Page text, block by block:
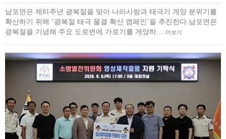
남포면은 제81주년 광복절을 맞아 나라사랑과 태극기 게양 분위기를
확산하기 위해 ‘광복절 태극 물결 확산 캠페인’을 추진한다.남포면은
광복절을 기념해 주요 도로변에 가로기를 게양하… 더보기